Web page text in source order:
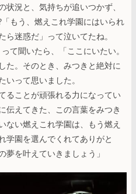
況と、気持ちが追いつかず、
もう、燃えこれ学園にはいられ
迷惑だ」って泣いてたね。
て聞いたら、「ここにいたい。
た。そのとき、みつきと絶対に
って思いました。
ることが頑張れる力になってい
伝えてきた、この言葉をみつき
ない燃えこれ学園は、もう燃え
学園を選んでくれてありがと
夢を叶えていきましょう」